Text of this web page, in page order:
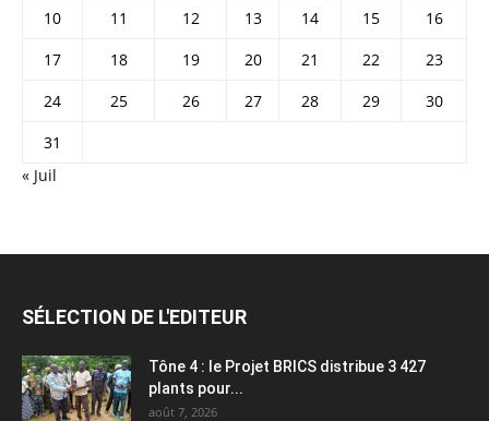
10
11 12 13 14 15
16
17
18 19 20 21 22
23
24
25 26 27 28 29
30
31
« Juil
SÉLECTION DE L'EDITEUR
Tône 4 : le Projet BRICS distribue 3 427
plants pour...
août 7, 2026